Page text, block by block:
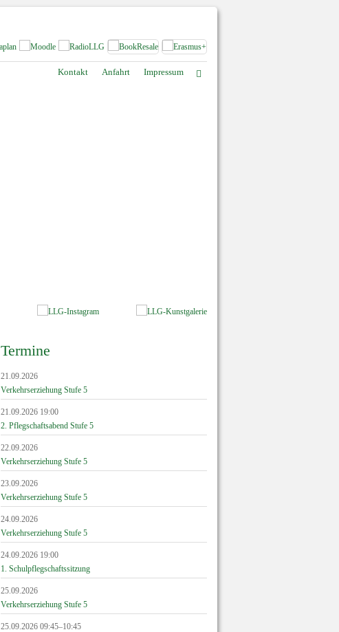
Impressum
Anfahrt
Kontakt
Termine
21.09.2026
Verkehrserziehung Stufe 5
21.09.2026 19:00
2. Pflegschaftsabend Stufe 5
22.09.2026
Verkehrserziehung Stufe 5
23.09.2026
Verkehrserziehung Stufe 5
24.09.2026
Verkehrserziehung Stufe 5
24.09.2026 19:00
1. Schulpflegschaftssitzung
25.09.2026
Verkehrserziehung Stufe 5
25.09.2026 09:45–10:45